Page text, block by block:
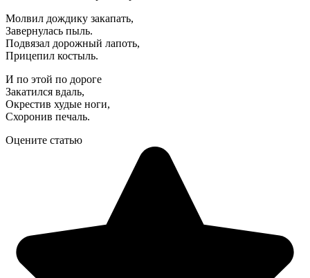
Молвил дождику закапать,
Завернулась пыль.
Подвязал дорожный лапоть,
Прицепил костыль.
И по этой по дороге
Закатился вдаль,
Окрестив худые ноги,
Схоронив печаль.
Оцените статью